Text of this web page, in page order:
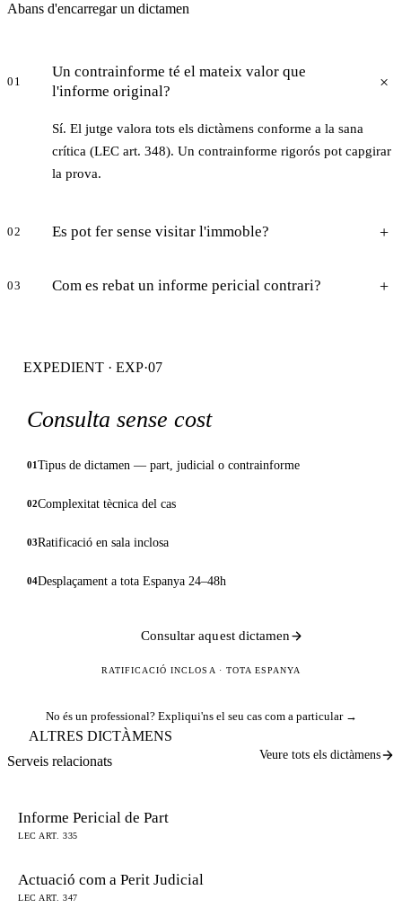
Abans d'encarregar un dictamen
01
Un contrainforme té el mateix valor que
l'informe original?
Sí. El jutge valora tots els dictàmens conforme a la sana
crítica (LEC art. 348). Un contrainforme rigorós pot capgirar
la prova.
02 Es pot fer sense visitar l'immoble?
03 Com es rebat un informe pericial contrari?
EXPEDIENT · EXP·07
Consulta sense cost
01 Tipus de dictamen — part, judicial o contrainforme
02Complexitat tècnica del cas
03Ratificació en sala inclosa
04Desplaçament a tota Espanya 24–48h
Consultar aquest dictamen
RATIFICACIÓ INCLOSA · TOTA ESPANYA
No és un professional? Expliqui'ns el seu cas com a particular →
ALTRES DICTÀMENS
Serveis relacionats
Veure tots els dictàmens
Informe Pericial de Part
LEC ART. 335
Actuació com a Perit Judicial
LEC ART. 347